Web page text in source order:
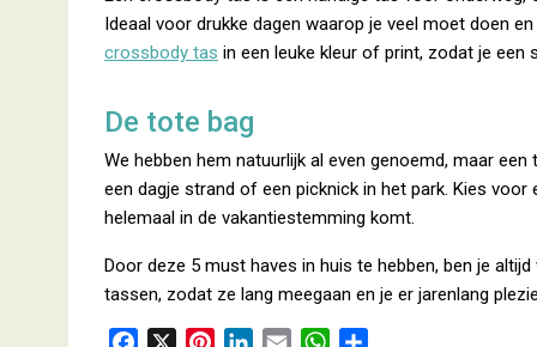
Ideaal voor drukke dagen waarop je veel moet doen
crossbody tas in een leuke kleur of print, zodat je
De tote bag
We hebben hem natuurlijk al even genoemd, maar
een dagje strand of een picknick in het park. Kies
helemaal in de vakantiestemming komt.
Door deze 5 must haves in huis te hebben, ben je
tassen, zodat ze lang meegaan en je er jarenlang
W